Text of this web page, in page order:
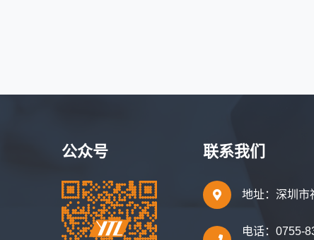
公众号 联系我们
地址：深圳市
电话：0755-